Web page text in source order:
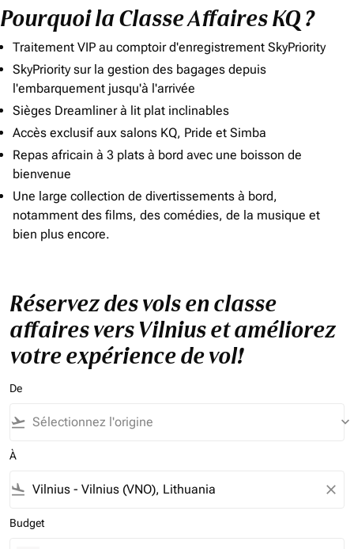
Pourquoi la Classe Affaires KQ ?
Traitement VIP au comptoir d'enregistrement SkyPriority
SkyPriority sur la gestion des bagages depuis
l'embarquement jusqu'à l'arrivée
Sièges Dreamliner à lit plat inclinables
Accès exclusif aux salons KQ, Pride et Simba
Repas africain à 3 plats à bord avec une boisson de
bienvenue
Une large collection de divertissements à bord,
notamment des films, des comédies, de la musique et
bien plus encore.
Réservez des vols en classe
affaires vers Vilnius et améliorez
votre expérience de vol!
De
flight_takeoff keyboard_arrow_down
À
flight_land close
Budget